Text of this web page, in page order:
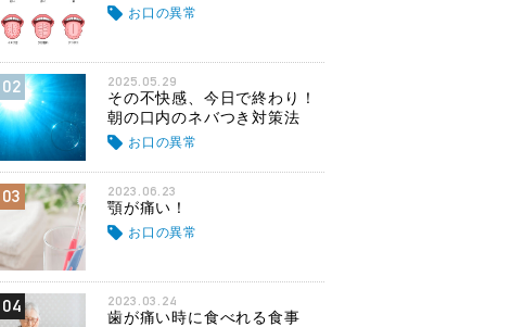
お口の異常
02 2025.05.29
その不快感、今日で終わり！
朝の口内のネバつき対策法
お口の異常
03 2023.06.23
顎が痛い！
お口の異常
04 2023.03.24
歯が痛い時に食べれる食事